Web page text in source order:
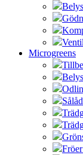
Microgreens